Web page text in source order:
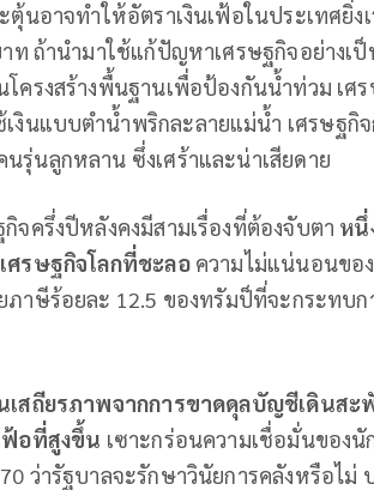
นอาจทําให้อัตราเงินเฟ้อในประเทศยิ่ง
ท ถ้านำมาใช้แก้ปัญหาเศรษฐกิจอย่างเ
ครงสร้างพื้นฐานเพื่อป้องกันนํ้าท่วม เ
งินแบบตำน้ำพริกละลายแม่น้ำ เศรษฐกิ
รุ่นลูกหลาน ซึ่งเศร้าและน่าเสียดาย
จครึ่งปีหลังคงมีสามเรื่องที่ต้องจับตา หนึ่
ศรษฐกิจโลกที่ชะลอความไม่แน่นอนขอ
าษีร้อยละ 12.5 ของทรัมป็ที่จะกระทบก
เสถียรภาพจากการขาดดุลบัญชีเดินสะ
ฟ้อที่สูงขึ้น เซาะกร่อนความเชื่อมั่นของ
ว่ารัฐบาลจะรักษาวินัยการคลังหรือไ